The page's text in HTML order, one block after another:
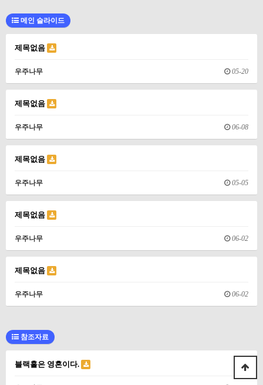
메인 슬라이드
제목없음
우주나무 05-20
제목없음
우주나무 06-08
제목없음
우주나무 05-05
제목없음
우주나무 06-02
제목없음
우주나무 06-02
참조자료
블랙홀은 영혼이다.